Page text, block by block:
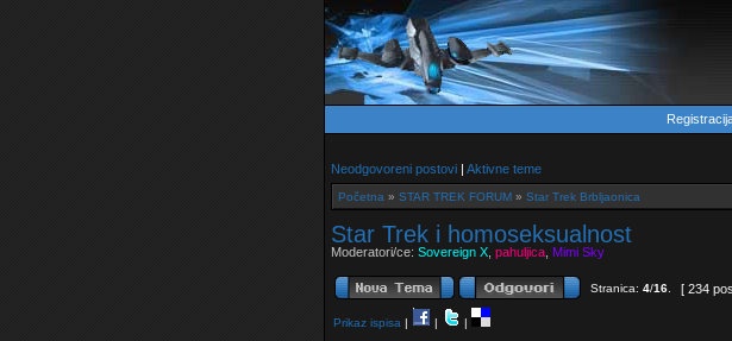
Neodgovoreni postovi | Aktivne teme
Početna » STAR TREK FORUM » Star Trek Brbljaonica
Star Trek i homoseksualnost
Moderatori/ce: Sovereign X pahuljica Mimi Sky
Stranica: 4/16 [ 234
Prikaz ispisa | | |